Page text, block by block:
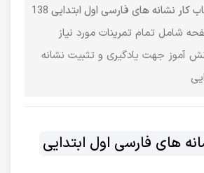
کار نشانه های فارسی اول ابتدایی 138
شامل تمام تمرینات مورد نیاز
آموز جهت یادگیری و تثبیت نشانه
های فارسی اول ابتدایی